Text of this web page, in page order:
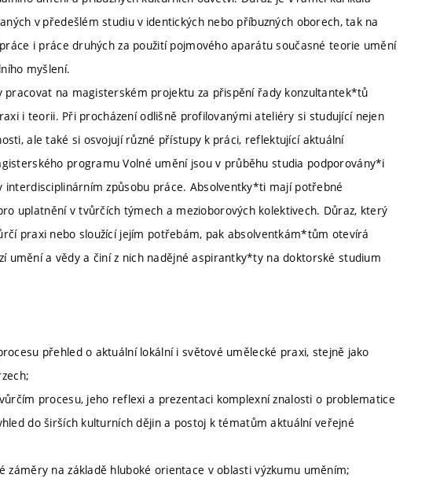
v předešlém studiu v identických nebo příbuzných oborech, tak na
i práce druhých za použití pojmového aparátu současné teorie umění
myšlení.
pracovat na magisterském projektu za přispění řady konzultantek*tů
i teorii. Při procházení odlišně profilovanými ateliéry si studující nejen
ale také si osvojují různé přístupy k práci, reflektující aktuální
programu Volné umění jsou v průběhu studia podporovány*i
interdisciplinárním způsobu práce. Absolventky*ti mají potřebné
uplatnění v tvůrčích týmech a mezioborových kolektivech. Důraz, který
praxi nebo sloužící jejím potřebám, pak absolventkám*tům otevírá
umění a vědy a činí z nich nadějné aspirantky*ty na doktorské studium
přehled o aktuální lokální i světové umělecké praxi, stejně jako
procesu, jeho reflexi a prezentaci komplexní znalosti o problematice
do širších kulturních dějin a postoj k tématům aktuální veřejné
záměry na základě hluboké orientace v oblasti výzkumu uměním;